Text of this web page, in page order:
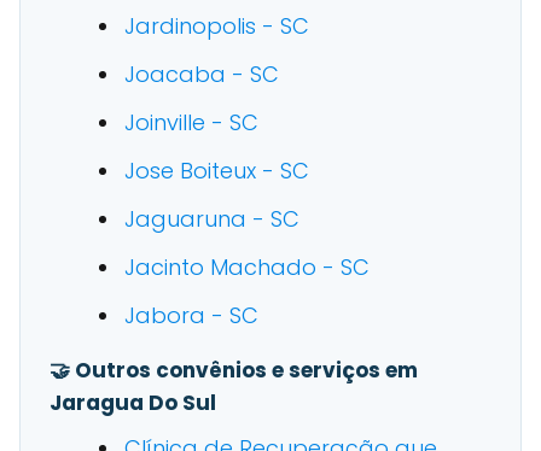
Jardinopolis - SC
Joacaba - SC
Joinville - SC
Jose Boiteux - SC
Jaguaruna - SC
Jacinto Machado - SC
Jabora - SC
🤝 Outros convênios e serviços em
Jaragua Do Sul